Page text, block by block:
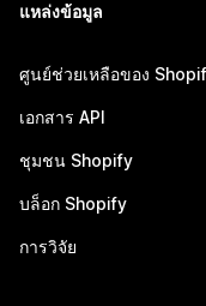
แหล่งข้อมูล
ศูนย์ช่วยเหลือของ
เอกสาร API
ชุมชน Shopify
บล็อก Shopify
การวิจัย